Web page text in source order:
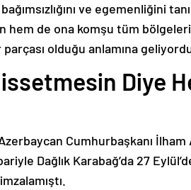
bağımsızlığını ve egemenliğini
hem de ona komşu tüm
olduğu anlamına
Diye
Cumhurbaşkanı
Dağlık Karabağ’da 27